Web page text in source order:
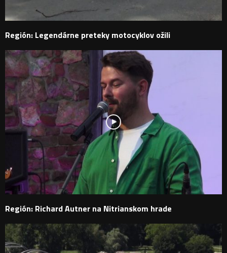
Región: Legendárne preteky motocyklov ožili
Región: Richard Autner na Nitrianskom hrade